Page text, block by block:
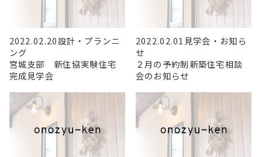
2022.02.20設計・プランニ
ング
宮城支部 新住協実験住宅
完成見学会
2022.02.01 見学会・お知ら
せ
２月の予約制新築住宅相談
会のお知らせ